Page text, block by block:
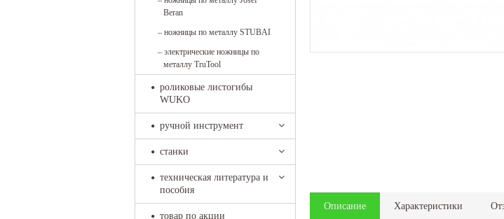
Beran
– ножницы по металлу STUBAI
– электрические ножницы по
металлу TruTool
роликовые листогибы
WUKO
ручной инструмент
станки
техническая литература и
пособия
товар по акции
Описание Характеристики